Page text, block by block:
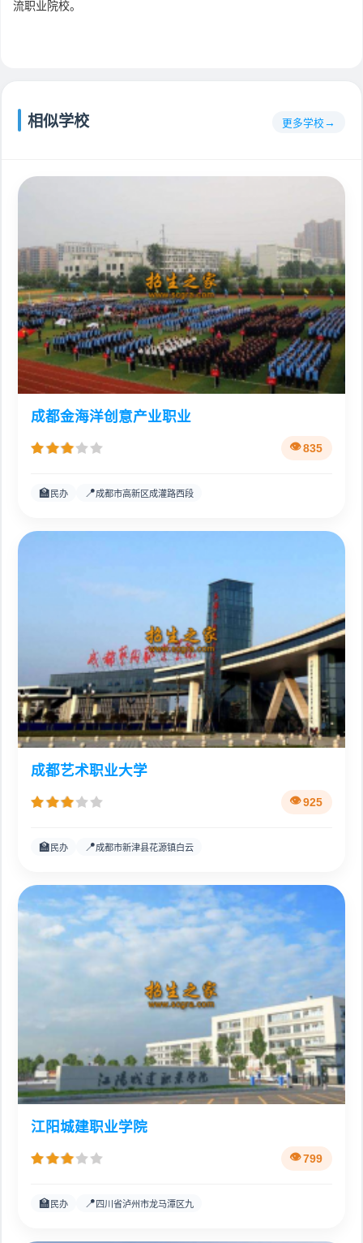
流职业院校。
相似学校 更多学校
成都金海洋创意产业职业
835
🏫 民办 📍成都市高新区成灌路西段
成都艺术职业大学
925
🏫 民办 📍成都市新津县花源镇白云
江阳城建职业学院
799
🏫 民办 📍四川省泸州市龙马潭区九